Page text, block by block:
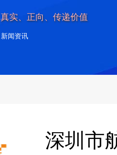
真实、正向、传递价值
新闻资讯
深圳市